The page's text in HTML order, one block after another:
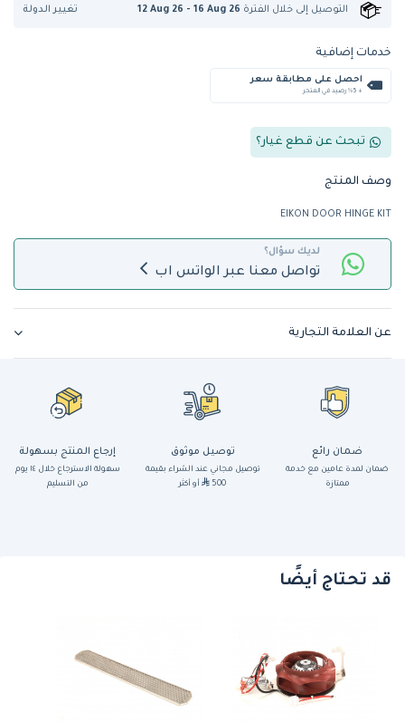
التوصيل إلى خلال الفترة 12 Aug 26 - 16 Aug 26 تغيير الدولة
خدمات إضافية
احصل على مطابقة سعر
+ %5 رصيد في المتجر
تبحث عن قطع غيار؟
وصف المنتج
EIKON DOOR HINGE KIT
لديك سؤال؟
تواصل معنا عبر الواتس اب
عن العلامة التجارية
ضمان رائع
ضمان لمدة عامين مع خدمة
ممتازة
توصيل موثوق
توصيل مجاني عند الشراء بقيمة
500
أو أكثر
إرجاع المنتج بسهولة
سهولة الاسترجاع خلال ١٤ يوم
من التسليم
قد تحتاج أيضًا